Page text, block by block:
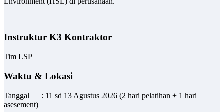
Instruktur K3 Kontraktor
Tim LSP
Waktu & Lokasi
Tanggal : 11 sd 13 Agustus 2026 (2 hari pelatihan + 1 hari
asesement)